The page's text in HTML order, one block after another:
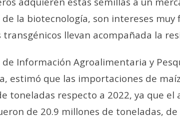
la biotecnología, son intereses muy
transgénicos llevan acompañada la
de Información Agroalimentaria y
estimó que las importaciones de
toneladas respecto a 2022, ya que el
de 20.9 millones de toneladas, de